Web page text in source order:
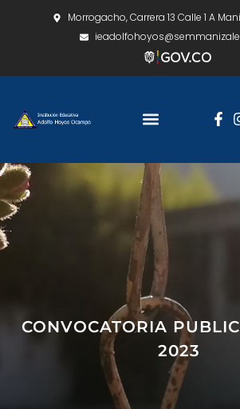
Morrogacho, Carrera 13 Calle 1 A
CONVOCATORIA
2023